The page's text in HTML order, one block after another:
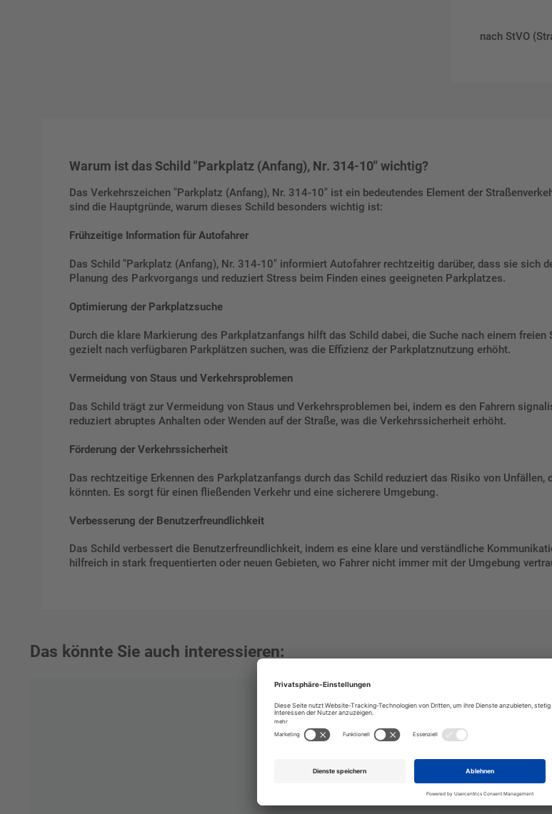
nach StVO
Warum ist das Schild "Parkplatz (Anfang), Nr. 314-10" wichtig?
Das Verkehrszeichen "Parkplatz (Anfang), Nr. 314-10" ist ein bedeutendes Element der
sind die Hauptgründe, warum dieses Schild besonders wichtig ist:
Frühzeitige Information für Autofahrer
Das Schild "Parkplatz (Anfang), Nr. 314-10" informiert Autofahrer rechtzeitig darüber, dass sie sich
Planung des Parkvorgangs und reduziert Stress beim Finden eines geeigneten Parkplatzes.
Optimierung der Parkplatzsuche
Durch die klare Markierung des Parkplatzanfangs hilft das Schild dabei, die Suche nach einem
gezielt nach verfügbaren Parkplätzen suchen, was die Effizienz der Parkplatznutzung erhöht.
Vermeidung von Staus und Verkehrsproblemen
Das Schild trägt zur Vermeidung von Staus und Verkehrsproblemen bei, indem es den Fahrern
reduziert abruptes Anhalten oder Wenden auf der Straße, was die Verkehrssicherheit erhöht.
Förderung der Verkehrssicherheit
Das rechtzeitige Erkennen des Parkplatzanfangs durch das Schild reduziert das Risiko von
könnten. Es sorgt für einen fließenden Verkehr und eine sicherere Umgebung.
Verbesserung der Benutzerfreundlichkeit
Das Schild verbessert die Benutzerfreundlichkeit, indem es eine klare und verständliche
hilfreich in stark frequentierten oder neuen Gebieten, wo Fahrer nicht immer mit der Umgebung
Das könnte Sie auch interessieren: